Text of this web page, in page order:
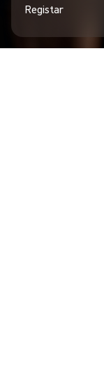
Registar